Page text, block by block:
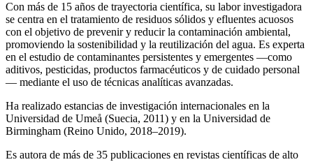
Con más de 15 años de trayectoria científica, su labor investigadora
se centra en el tratamiento de residuos sólidos y efluentes acuosos
con el objetivo de prevenir y reducir la contaminación ambiental,
promoviendo la sostenibilidad y la reutilización del agua. Es experta
en el estudio de contaminantes persistentes y emergentes —como
aditivos, pesticidas, productos farmacéuticos y de cuidado personal
— mediante el uso de técnicas analíticas avanzadas.
Ha realizado estancias de investigación internacionales en la
Universidad de Umeå (Suecia, 2011) y en la Universidad de
Birmingham (Reino Unido, 2018–2019).
Es autora de más de 35 publicaciones en revistas científicas de alto